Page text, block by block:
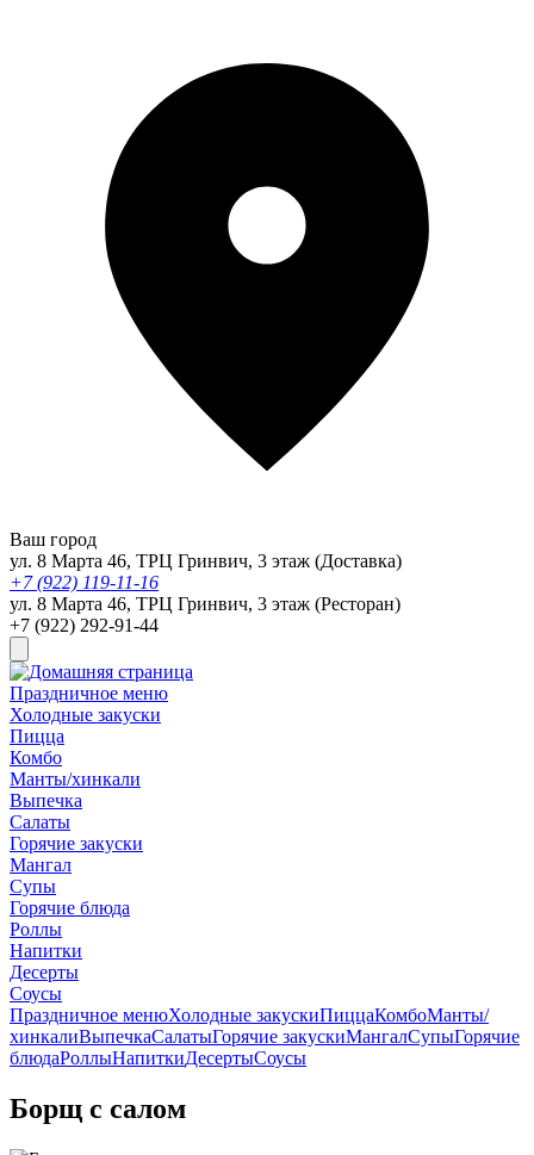
Ваш город
ул. 8 Марта 46, ТРЦ Гринвич, 3 этаж (Доставка)
+7 (922) 119-11-16
ул. 8 Марта 46, ТРЦ Гринвич, 3 этаж (Ресторан)
+7 (922) 292-91-44
Праздничное меню
Холодные закуски
Пицца
Комбо
Манты/хинкали
Выпечка
Салаты
Горячие закуски
Мангал
Супы
Горячие блюда
Роллы
Напитки
Десерты
Соусы
Праздничное менюХолодные закускиПиццаКомбоМанты/
хинкалиВыпечкаСалатыГорячие закускиМангалСупыГорячие
блюдаРоллыНапиткиДесертыСоусы
Борщ с салом